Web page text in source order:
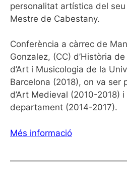
personalitat artística del seu
Mestre de Cabestany.
Conferència a càrrec de
Gonzalez, (CC) d’Història
d’Art i Musicologia de la
Barcelona (2018), on va ser
d’Art Medieval (2010-2018)
departament (2014-2017).
Més informació